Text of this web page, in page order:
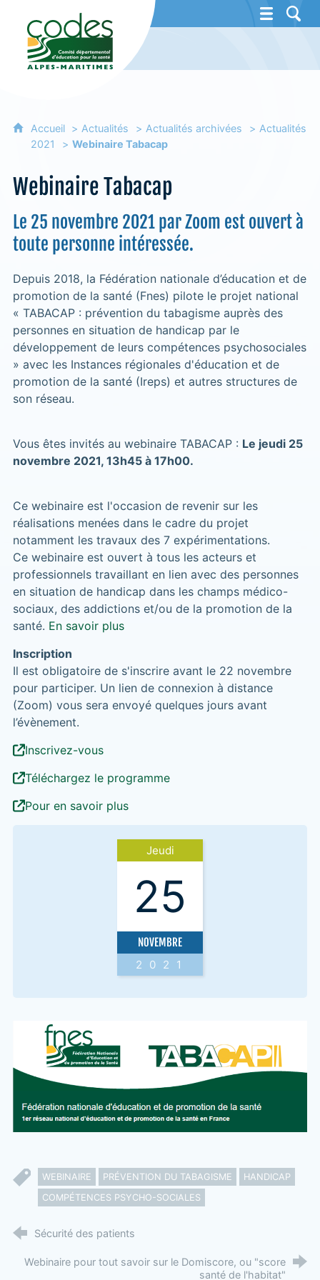
CoDES 06 - Comité départemental
Accueil Actualités Actualités archivées
Actualités
2021
Webinaire Tabacap
Webinaire Tabacap
Le 25 novembre 2021 par Zoom est ouvert à
toute personne intéressée.
Depuis 2018, la Fédération nationale d’éducation et de
promotion de la santé (Fnes) pilote le projet national
« TABACAP : prévention du tabagisme auprès des
personnes en situation de handicap par le
développement de leurs compétences psychosociales
» avec les Instances régionales d'éducation et de
promotion de la santé (Ireps) et autres structures de
son réseau.
Vous êtes invités au webinaire TABACAP : Le jeudi 25
novembre 2021, 13h45 à 17h00.
Ce webinaire est l'occasion de revenir sur les
réalisations menées dans le cadre du projet
notamment les travaux des 7 expérimentations.
Ce webinaire est ouvert à tous les acteurs et
professionnels travaillant en lien avec des personnes
en situation de handicap dans les champs médico-
sociaux, des addictions et/ou de la promotion de la
santé. En savoir plus
Inscription
Il est obligatoire de s'inscrire avant le 22 novembre
pour participer. Un lien de connexion à distance
(Zoom) vous sera envoyé quelques jours avant
l’évènement.
Inscrivez-vous
Téléchargez le programme
Pour en savoir plus
Jeudi
25
NOVEMBRE
2021
WEBINAIRE PRÉVENTION DU TABAGISME
HANDICAP
COMPÉTENCES PSYCHO-SOCIALES
Sécurité des patients
Webinaire pour tout savoir sur le Domiscore, ou "score
santé de l'habitat"